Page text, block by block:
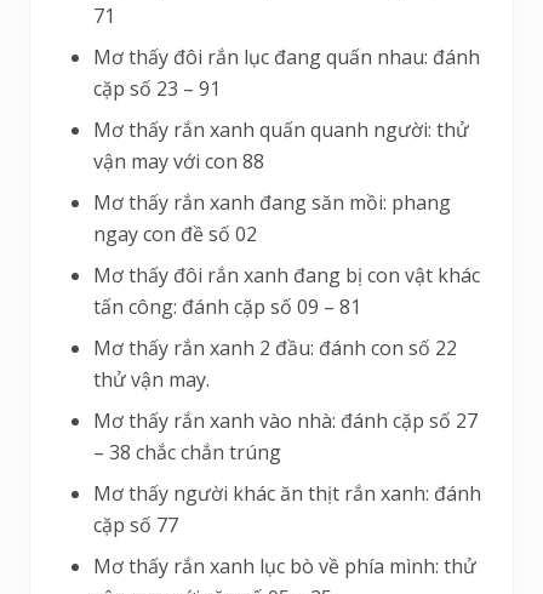
71
Mơ thấy đôi rắn lục đang quấn nhau: đánh
cặp số 23 – 91
Mơ thấy rắn xanh quấn quanh người: thử
vận may với con 88
Mơ thấy rắn xanh đang săn mồi: phang
ngay con đề số 02
Mơ thấy đôi rắn xanh đang bị con vật khác
tấn công: đánh cặp số 09 – 81
Mơ thấy rắn xanh 2 đầu: đánh con số 22
thử vận may.
Mơ thấy rắn xanh vào nhà: đánh cặp số 27
– 38 chắc chắn trúng
Mơ thấy người khác ăn thịt rắn xanh: đánh
cặp số 77
Mơ thấy rắn xanh lục bò về phía mình: thử